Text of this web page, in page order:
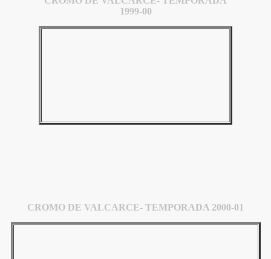
1999-00
CROMO DE VALCARCE- TEMPORADA 2000-01